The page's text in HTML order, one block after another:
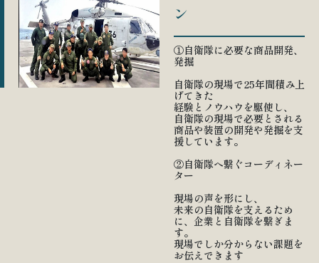
ン
①自衛隊に必要な商品開発、
発掘
自衛隊の現場で25年間積み上
げてきた
経験とノウハウを駆使し、
自衛隊の現場で必要とされる
商品や装置の開発や発掘を支
援しています。
②自衛隊へ繋ぐコーディネー
ター
現場の声を形にし、
未来の自衛隊を支えるため
に、企業と自衛隊を繋ぎま
す。
現場でしか分からない課題を
お伝えできます